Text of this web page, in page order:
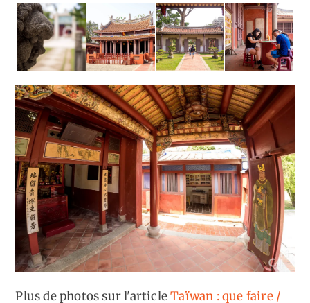
Plus de photos sur l'articleTaïwan : que faire /